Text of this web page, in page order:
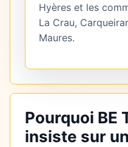
Hyères et les
La Crau,
Maures.
Pourquoi BE
insiste sur